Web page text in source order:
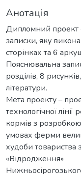
Анотація
Дипломний проект
записки, яку
сторінках та 6
Пояснювальна
розділів, 8
літератури.
Мета проекту –
технологічної лінії
кормів з
умовах ферми
худоби товариства
«Відродження»